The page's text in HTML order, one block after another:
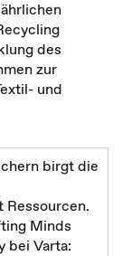
des
zur
und
birgt die
Ressourcen.
Minds
bei Varta: